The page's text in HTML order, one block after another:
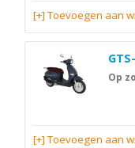
[+] Toevoegen aan
Op
[+] Toevoegen aan